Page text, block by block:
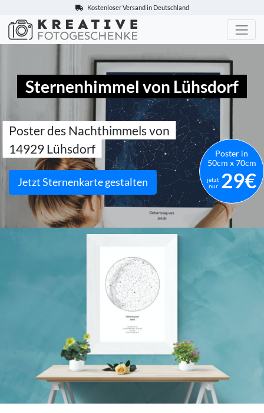
Kostenloser Versand in Deutschland
Kreative-Fotogeschenke.de
Sternenhimmel von Lühsdorf
Poster des Nachthimmels von
14929 Lühsdorf
Jetzt Sternenkarte gestalten
Poster in
50cm x 70cm
jetzt
nur 29€